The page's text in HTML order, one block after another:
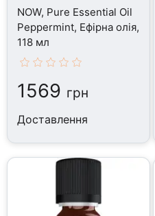
NOW, Pure Essential Oil
Peppermint, Ефірна олія,
118 мл
1569 грн
Доставлення